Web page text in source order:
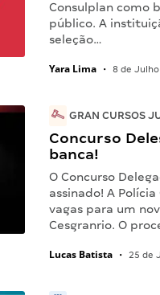
Consulplan como
público. A
seleção…
Yara Lima • 8 de Julho
GRAN CURSOS
Concurso
banca!
O Concurso
assinado! A
vagas para um
Cesgranrio. O
Lucas Batista • 25 de